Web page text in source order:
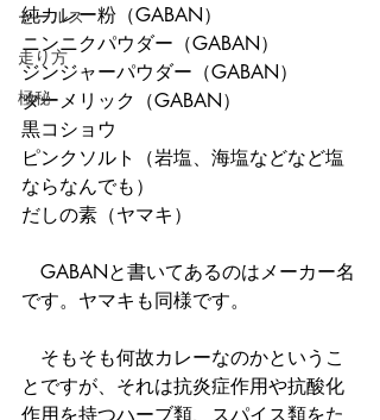
セールス
走り方
極秘
純カレー粉（GABAN）
ニンニクパウダー（GABAN）
ジンジャーパウダー（GABAN）
ターメリック（GABAN）
黒コショウ
ピンクソルト（岩塩、海塩などなど塩
ならなんでも）
だしの素（ヤマキ）
GABANと書いてあるのはメーカー名
です。ヤマキも同様です。
そもそも何故カレーなのかというこ
とですが、それは抗炎症作用や抗酸化
作用を持つハーブ類、スパイス類をた